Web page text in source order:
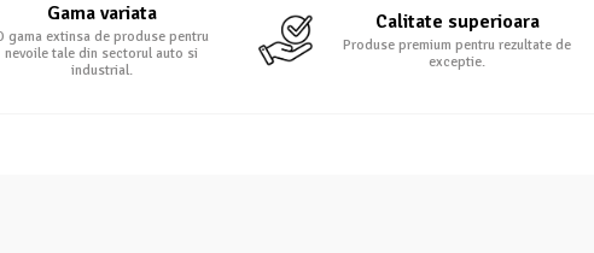
Gama variata
gama extinsa de produse pentru
nevoile tale din sectorul auto si
industrial.
Calitate superioara
Produse premium pentru rezultate de
exceptie.